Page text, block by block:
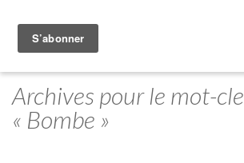
Archives pour le mot-
« Bombe »